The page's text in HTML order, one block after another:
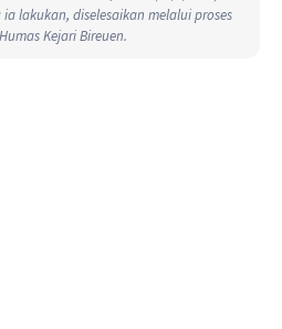
lakukan, diselesaikan melalui proses
Kejari Bireuen.